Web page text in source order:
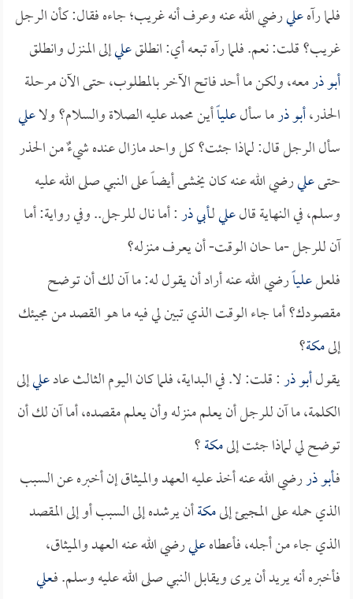
فلما رآهعليرضي الله عنه وعرف أنه غريب؛ جاءه فقال: كأن الرجل
غريب؟ قلت: نعم. فلما رآه تبعه أي: انطلقعليإلى المنزل وانطلق
أبو ذرمعه، ولكن ما أحد فاتح الآخر بالمطلوب، حتى الآن مرحلة
الحذر،أبو ذرما سألعلياًأين محمد عليه الصلاة والسلام؟ ولاعلي
سأل الرجل قال: لماذا جئت؟ كل واحد مازال عنده شيءٌ من الحذر
حتىعليرضي الله عنه كان يخشى أيضاً على النبي صلى الله عليه
وسلم، في النهاية قالعليلـأبي ذر: أما نال للرجل.. وفي رواية: أما
آن للرجل -ما حان الوقت- أن يعرف منزله؟
فلعلعلياًرضي الله عنه أراد أن يقول له: ما آن لك أن توضح
مقصودك؟ أما جاء الوقت الذي تبين لي فيه ما هو القصد من مجيئك
إلىمكة؟
يقولأبو ذر: قلت: لا. في البداية، فلما كان اليوم الثالث عادعليإلى
الكلمة، ما آن للرجل أن يعلم منزله وأن يعلم مقصده، أما آن لك أن
توضح لي لماذا جئت إلىمكة؟
فـأبو ذررضي الله عنه أخذ عليه العهد والميثاق إن أخبره عن السبب
الذي حمله على المجيئ إلىمكةأن يرشده إلى السبب أو إلى المقصد
الذي جاء من أجله، فأعطاهعليرضي الله عنه العهد والميثاق،
فأخبره أنه يريد أن يرى ويقابل النبي صلى الله عليه وسلم. فـعلي